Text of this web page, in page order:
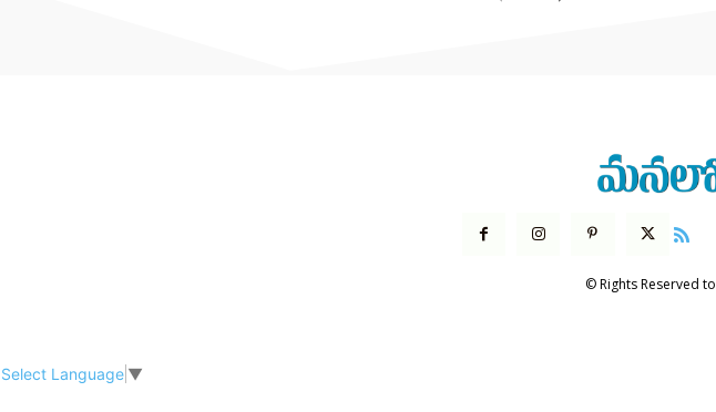
© Rights Reserved to
Select Language ▼